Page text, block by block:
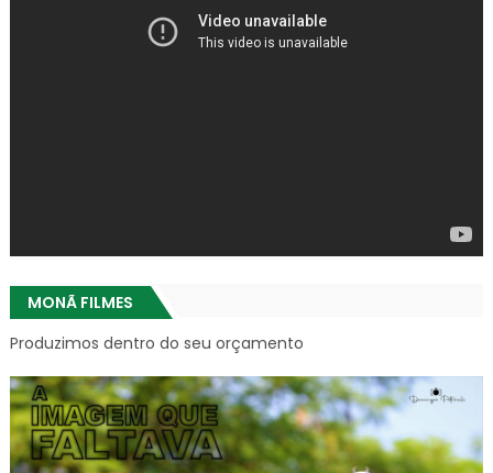
MONÃ FILMES
Produzimos dentro do seu orçamento